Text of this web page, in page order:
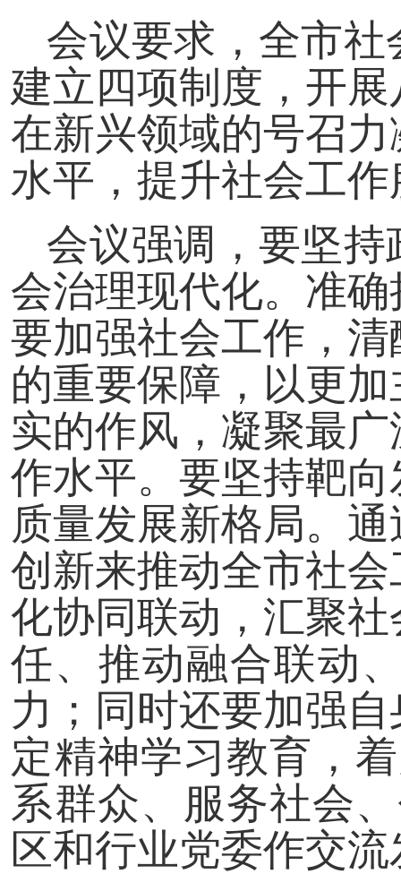
会议要求，全市
建立四项制度，开
在新兴领域的号召
水平，提升社会工
会议强调，要坚
会治理现代化。准
要加强社会工作，
的重要保障，以更
实的作风，凝聚最
作水平。要坚持靶
质量发展新格局。
创新来推动全市社
化协同联动，汇聚
任、推动融合联动
力；同时还要加强
定精神学习教育，
系群众、服务社会
区和行业党委作交